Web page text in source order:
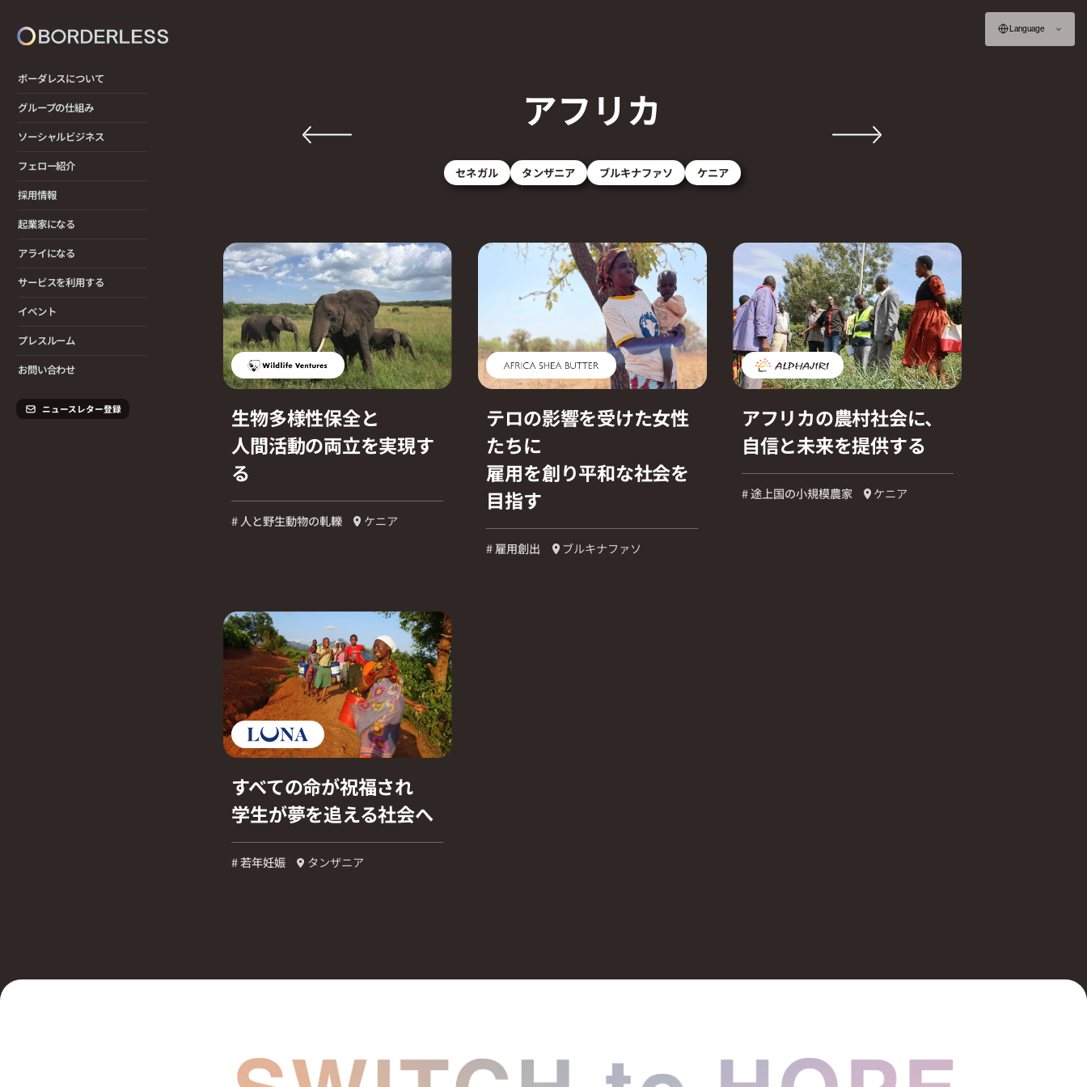
ボーダレスについて
グループの仕組み
ソーシャルビジネス
フェロー紹介
採用情報
起業家になる
アライになる
サービスを利用する
イベント
プレスルーム
お問い合わせ
ニュースレター登録
Language
アフリカ
セネガル タンザニア ブルキナファソ ケニア
生物多様性保全と
人間活動の両立を実現す
る
# 人と野生動物の軋轢 ケニア
テロの影響を受けた女性
たちに
雇用を創り平和な社会を
目指す
# 雇用創出 ブルキナファソ
アフリカの農村社会に、
自信と未来を提供する
# 途上国の小規模農家 ケニア
すべての命が祝福され
学生が夢を追える社会へ
# 若年妊娠 タンザニア